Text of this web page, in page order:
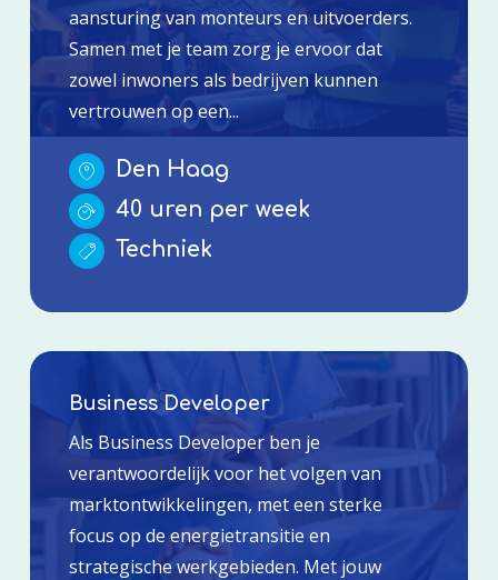
aansturing van monteurs en uitvoerders.
Samen met je team zorg je ervoor dat
zowel inwoners als bedrijven kunnen
vertrouwen op een...
Den Haag
40 uren per week
Techniek
Business Developer
Als Business Developer ben je
verantwoordelijk voor het volgen van
marktontwikkelingen, met een sterke
focus op de energietransitie en
strategische werkgebieden. Met jouw